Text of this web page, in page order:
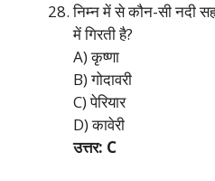
निम्न में से कौन-सी नदी
में गिरती है?
A) कृष्णा
B) गोदावरी
C) पेरियार
D) कावेरी
उत्तर: C